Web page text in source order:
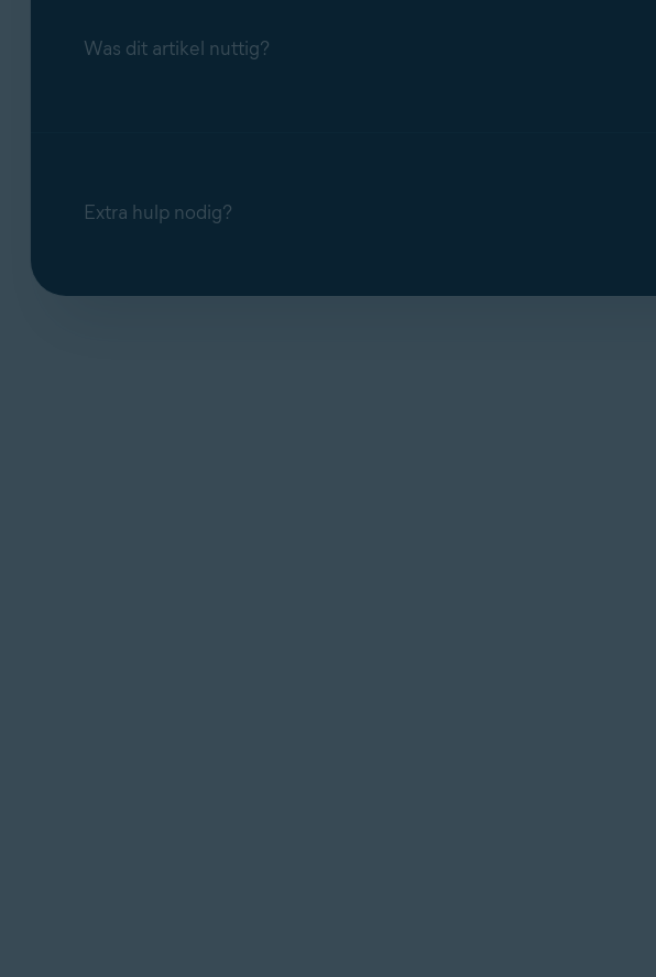
Was dit artikel nuttig?
Extra hulp nodig?